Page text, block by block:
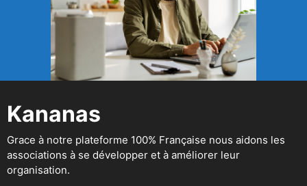
Kananas
Grace à notre plateforme 100% Française nous aidons les
associations à se développer et à améliorer leur
organisation.